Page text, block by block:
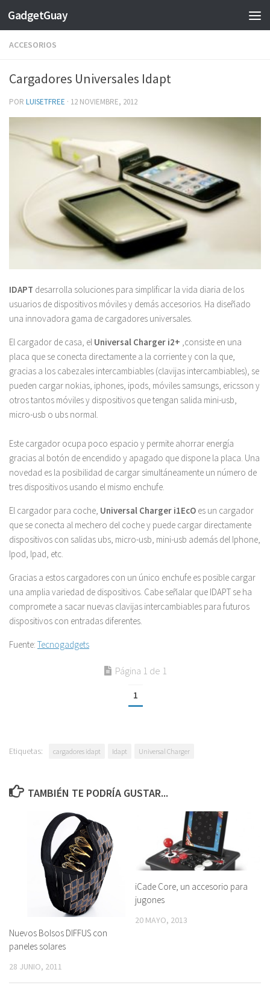
Saltar al contenido
GadgetGuay
ACCESORIOS
Cargadores Universales Idapt
POR LUISETFREE · 12 NOVIEMBRE, 2012
IDAPT desarrolla soluciones para simplificar la vida diaria de los
usuarios de dispositivos móviles y demás accesorios. Ha diseñado
una innovadora gama de cargadores universales.
El cargador de casa, el Universal Charger i2+ ,consiste en una
placa que se conecta directamente a la corriente y con la que,
gracias a los cabezales intercambiables (clavijas intercambiables), se
pueden cargar nokias, iphones, ipods, móviles samsungs, ericsson y
otros tantos móviles y dispositivos que tengan salida mini-usb,
micro-usb o ubs normal.
Este cargador ocupa poco espacio y permite ahorrar energía
gracias al botón de encendido y apagado que dispone la placa. Una
novedad es la posibilidad de cargar simultáneamente un número de
tres dispositivos usando el mismo enchufe.
El cargador para coche, Universal Charger i1EcO es un cargador
que se conecta al mechero del coche y puede cargar directamente
dispositivos con salidas ubs, micro-usb, mini-usb además del Iphone,
Ipod, Ipad, etc.
Gracias a estos cargadores con un único enchufe es posible cargar
una amplia variedad de dispositivos. Cabe señalar que IDAPT se ha
compromete a sacar nuevas clavijas intercambiables para futuros
dispositivos con entradas diferentes.
Fuente: Tecnogadgets
Página 1 de 1
1
Etiquetas: cargadores idapt Idapt Universal Charger
TAMBIÉN TE PODRÍA GUSTAR...
Nuevos Bolsos DIFFUS con
paneles solares
28 JUNIO, 2011
iCade Core, un accesorio para
jugones
20 MAYO, 2013